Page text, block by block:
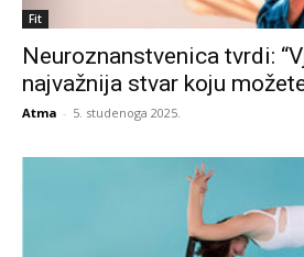
Fit
Neuroznanstvenica tvrdi:
najvažnija stvar koju
Atma - 5. studenoga 2025.